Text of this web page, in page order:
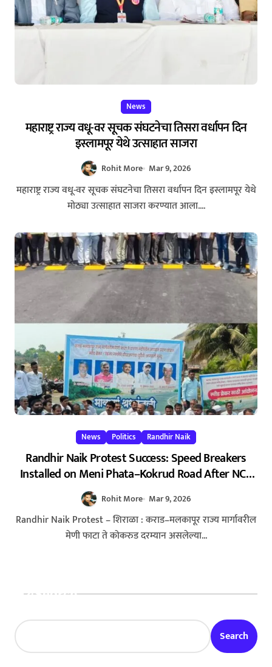
News
महाराष्ट्र राज्य वधू-वर सूचक संघटनेचा तिसरा वर्धापन दिन
इस्लामपूर येथे उत्साहात साजरा
Rohit More Mar 9, 2026
महाराष्ट्र राज्य वधू-वर सूचक संघटनेचा तिसरा वर्धापन दिन इस्लामपूर येथे
मोठ्या उत्साहात साजरा करण्यात आला....
News Politics Randhir Naik
Randhir Naik Protest Success: Speed Breakers
Installed on Meni Phata–Kokrud Road After NCP
Agitation – रणधीर नाईक यांच्या आंदोलनाला यश : मेणी
फाटा–कोकरुड मार्गावर गतिरोधक बसविण्यास सुरुवात
23/02/2026
Rohit More Mar 9, 2026
Randhir Naik Protest – शिराळा : कराड–मलकापूर राज्य मार्गावरील
मेणी फाटा ते कोकरुड दरम्यान असलेल्या...
Search
Search